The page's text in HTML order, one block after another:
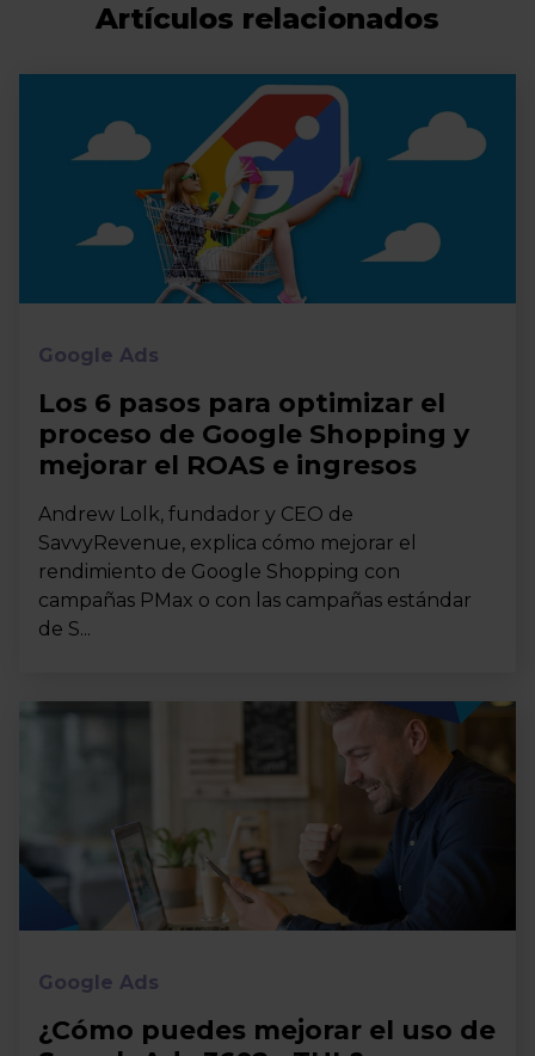
Artículos relacionados
Google Ads
Los 6 pasos para optimizar el
proceso de Google Shopping y
mejorar el ROAS e ingresos
Andrew Lolk, fundador y CEO de
SavvyRevenue, explica cómo mejorar el
rendimiento de Google Shopping con
campañas PMax o con las campañas estándar
de S...
Google Ads
¿Cómo puedes mejorar el uso de